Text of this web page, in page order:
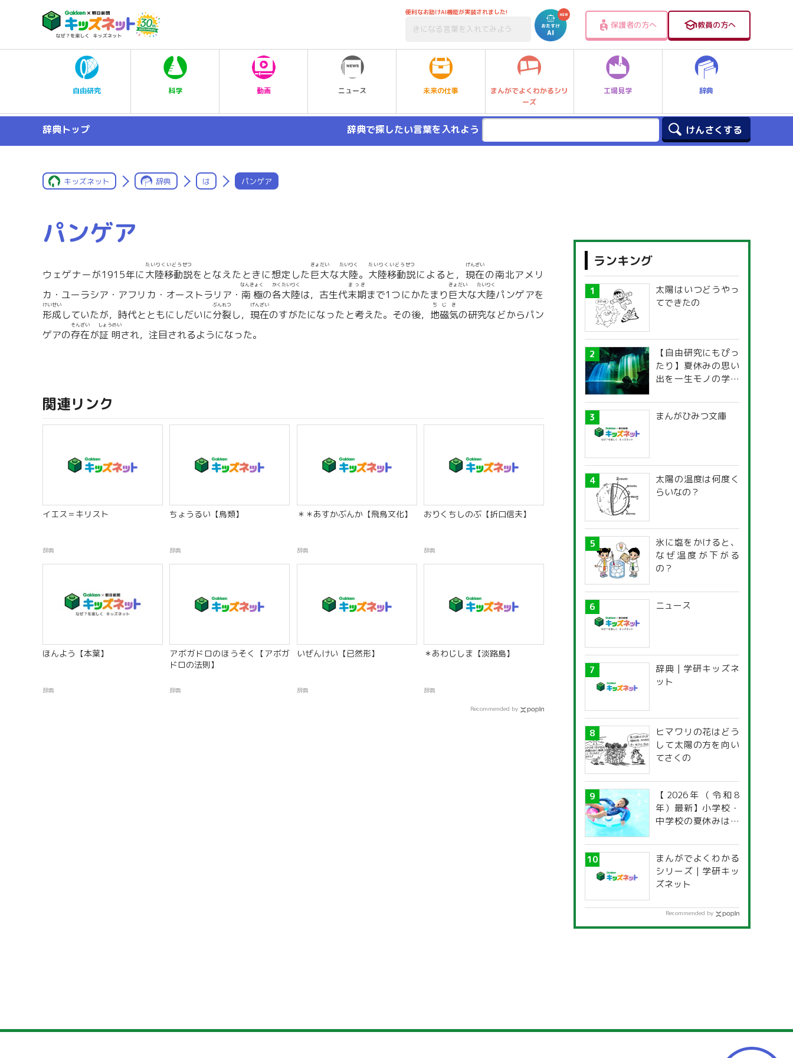
便利なお助けAI機能が実装されました!
保護者の方へ 教員の方へ
自由研究 科学 動画 ニュース 未来の仕事
まんがでよくわかるシリ
ーズ
工場見学 辞典
辞典トップ 辞典で探したい言葉を入れよう
キッズネット 辞典 は パンゲア
パンゲア
ウェゲナーが1915年に大陸移動説
たいりくいどうせつ
をとなえたときに想定した巨大
きょだい
な大陸
たいりく
。 大陸移動説
たいりくいどうせつ
によると， 現在
げんざい
の南北アメリ
カ・ユーラシア・アフリカ・オーストラリア・ 南極
なんきょく
の各大陸
かくたいりく
は，古生代末期
まっき
まで1つにかたまり巨大
きょだい
な大陸
たいりく
パンゲアを
形成
けいせい
していたが，時代とともにしだいに分裂
ぶんれつ
し， 現在
げんざい
のすがたになったと考えた。その後， 地磁気
ちじき
の研究などからパン
ゲアの存在
そんざい
が証明
しょうめい
され，注目されるようになった。
関連リンク
イエス＝キリスト
辞典
ちょうるい【鳥類】
辞典
＊＊あすかぶんか【飛鳥文化】
辞典
おりくちしのぶ【折口信夫】
辞典
ほんよう【本葉】
辞典
アボガドロのほうそく【アボガ
ドロの法則】
辞典
いぜんけい【已然形】
辞典
＊あわじしま【淡路島】
辞典
Recommended by
ランキング
太陽はいつどうやっ
てできたの
【自由研究にもぴっ
たり】夏休みの思い
出を一生モノの学び
探究ガイド
まんがひみつ文庫
太陽の温度は何度く
らいなの？
氷に塩をかけると、
なぜ温度が下がる
の？
ニュース
辞典 | 学研キッズネ
ット
ヒマワリの花はどう
して太陽の方を向い
てさくの
【2026年（令和8
年）最新】小学校・
中学校の夏休みはい
道府県別「夏季休暇
一覧」
まんがでよくわかる
シリーズ | 学研キッ
ズネット
Recommended by